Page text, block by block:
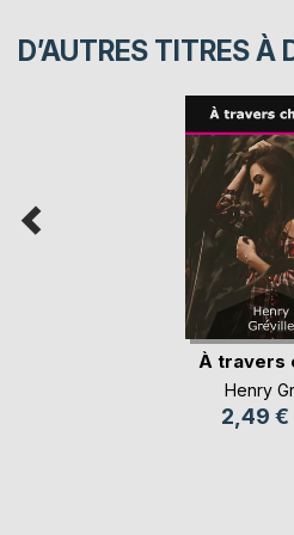
D’AUTRES TITRES À
À travers
Henry
2,49 €